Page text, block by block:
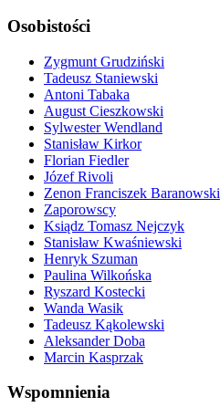
Osobistości
Zygmunt Grudziński
Tadeusz Staniewski
Antoni Tabaka
August Cieszkowski
Sylwester Wendland
Stanisław Kirkor
Florian Fiedler
Józef Rivoli
Zenon Franciszek Baranowski
Zaporowscy
Ksiądz Tomasz Nejczyk
Stanisław Kwaśniewski
Henryk Szuman
Paulina Wilkońska
Ryszard Kostecki
Wanda Wasik
Tadeusz Kąkolewski
Aleksander Doba
Marcin Kasprzak
Wspomnienia